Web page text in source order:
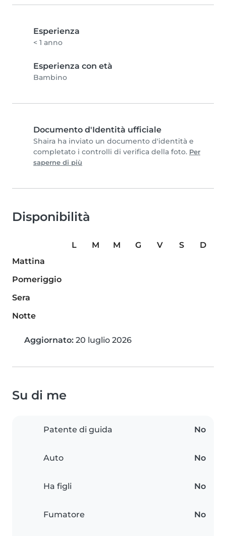
Esperienza
< 1 anno
Esperienza con età
Bambino
Documento d'Identità ufficiale
Shaira ha inviato un documento d'identità e
completato i controlli di verifica della foto. Per
saperne di più
Disponibilità
L M M G V S
D
Mattina
Pomeriggio
Sera
Notte
Aggiornato: 20 luglio 2026
Su di me
Patente di guida No
Auto No
Ha figli No
Fumatore No